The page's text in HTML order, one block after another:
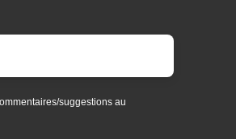
suggestions au